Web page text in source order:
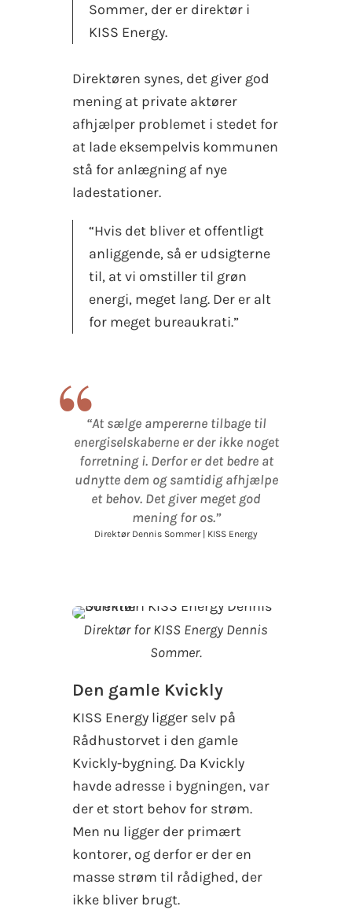
Sommer, der er direktør i
KISS Energy.
Direktøren synes, det giver god
mening at private aktører
afhjælper problemet i stedet for
at lade eksempelvis kommunen
stå for anlægning af nye
ladestationer.
“Hvis det bliver et offentligt
anliggende, så er udsigterne
til, at vi omstiller til grøn
energi, meget lang. Der er alt
for meget bureaukrati.”
““At sælge ampererne tilbage til
energiselskaberne er der ikke noget
forretning i. Derfor er det bedre at
udnytte dem og samtidig afhjælpe
et behov. Det giver meget god
mening for os.”
Direktør Dennis Sommer | KISS Energy
Direktør for KISS Energy Dennis
Sommer.
Den gamle Kvickly
KISS Energy ligger selv på
Rådhustorvet i den gamle
Kvickly-bygning. Da Kvickly
havde adresse i bygningen, var
der et stort behov for strøm.
Men nu ligger der primært
kontorer, og derfor er der en
masse strøm til rådighed, der
ikke bliver brugt.